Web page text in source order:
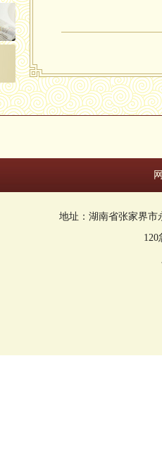
地址：湖南省张家界市
120